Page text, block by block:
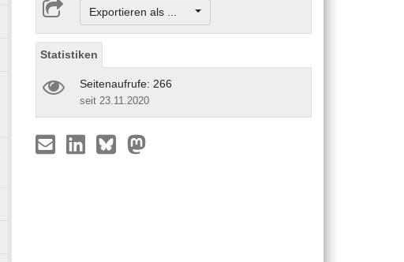
Exportieren als ...
Statistiken
Seitenaufrufe: 266
seit 23.11.2020